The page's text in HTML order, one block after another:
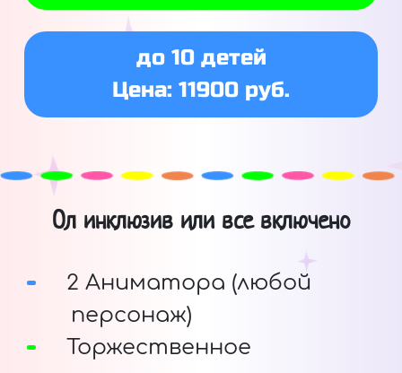
до 10 детей
Цена: 11900 руб.
Ол инклюзив или все включено
2 Аниматора (любой
персонаж)
Торжественное